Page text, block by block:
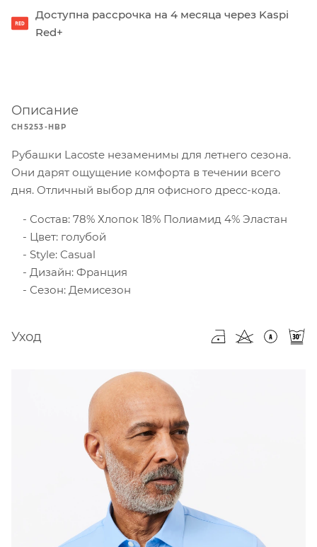
Доступна рассрочка на 4 месяца через Kaspi
Red+
Описание
CH5253-HBP
Рубашки Lacoste незаменимы для летнего сезона.
Они дарят ощущение комфорта в течении всего
дня. Отличный выбор для офисного дресс-кода.
Состав: 78% Хлопок 18% Полиамид 4% Эластан
Цвет: голубой
Style: Casual
Дизайн: Франция
Сезон: Демисезон
Уход